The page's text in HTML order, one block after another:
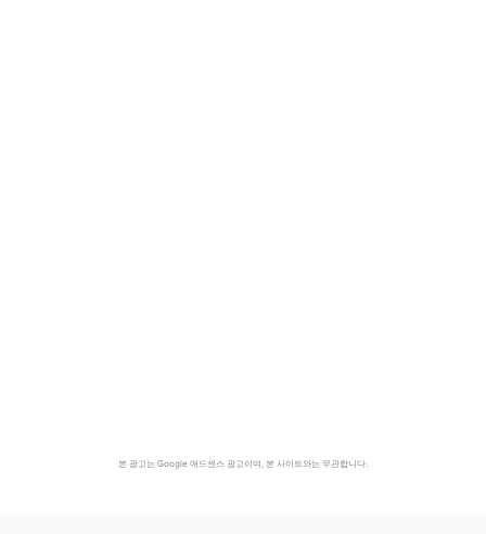
본 광고는 Google 애드센스 광고이며, 본 사이트와는 무관합니다.